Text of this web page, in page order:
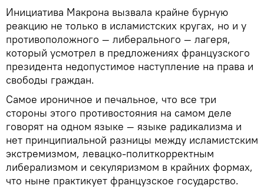
Инициатива Макрона вызвала крайне бурную
реакцию не только в исламистских кругах, но и у
противоположного — либерального — лагеря,
который усмотрел в предложениях французского
президента недопустимое наступление на права и
свободы граждан.
Самое ироничное и печальное, что все три
стороны этого противостояния на самом деле
говорят на одном языке — языке радикализма и
нет принципиальной разницы между исламистским
экстремизмом, левацко-политкорректным
либерализмом и секуляризмом в крайних формах,
что ныне практикует французское государство.